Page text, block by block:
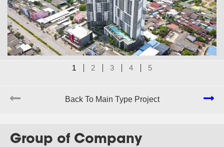
1 2 3 4 5
Back To Main Type Project
Group of Company